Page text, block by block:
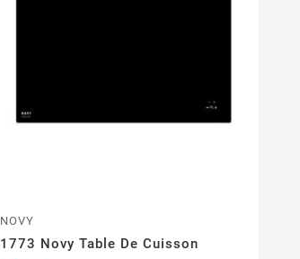
NOVY
1773 Novy Table De Cuisson